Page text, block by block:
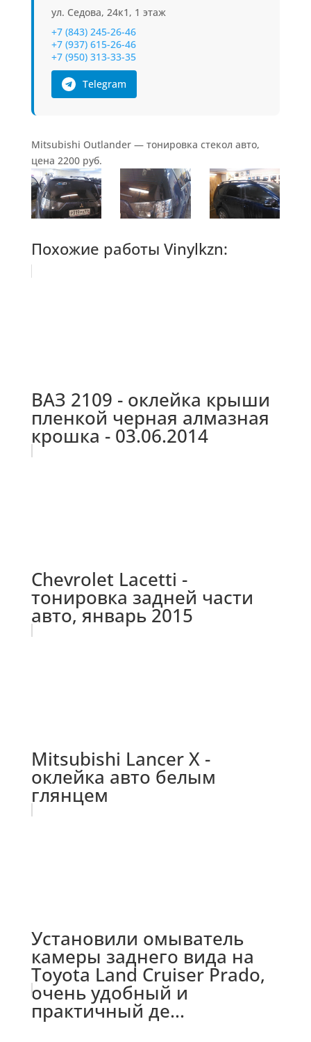
ул. Седова, 24к1, 1 этаж
+7 (843) 245-26-46
+7 (937) 615-26-46
+7 (950) 313-33-35
Telegram
Mitsubishi Outlander — тонировка стекол авто,
цена 2200 руб.
Похожие работы Vinylkzn:
ВАЗ 2109 - оклейка крыши
пленкой черная алмазная
крошка - 03.06.2014
Chevrolet Lacetti -
тонировка задней части
авто, январь 2015
Mitsubishi Lancer X -
оклейка авто белым
глянцем
Установили омыватель
камеры заднего вида на
Toyota Land Cruiser Prado,
очень удобный и
практичный де...